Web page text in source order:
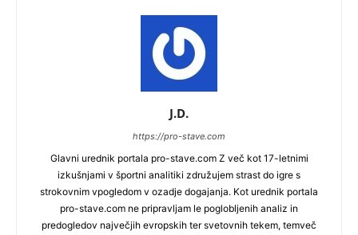
J.D.
https://pro-stave.com
Glavni urednik portala pro-stave.com Z več kot 17-letnimi
izkušnjami v športni analitiki združujem strast do igre s
strokovnim vpogledom v ozadje dogajanja. Kot urednik portala
pro-stave.com ne pripravljam le poglobljenih analiz in
predogledov največjih evropskih ter svetovnih tekem, temveč